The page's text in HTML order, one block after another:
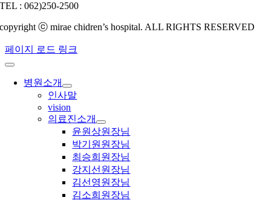
TEL : 062)250-2500
copyright ⓒ mirae chidren’s hospital. ALL RIGHTS RESERVED
페이지 로드 링크
병원소개
인사말
vision
의료진소개
윤원상원장님
박기원원장님
최승희원장님
강지선원장님
김선영원장님
김소희원장님